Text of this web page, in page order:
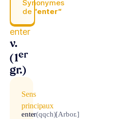
Synonymes
de “enter“
enter
v.
(1er
gr.)
Sens
principaux
enter(qqch)[Arbor.]